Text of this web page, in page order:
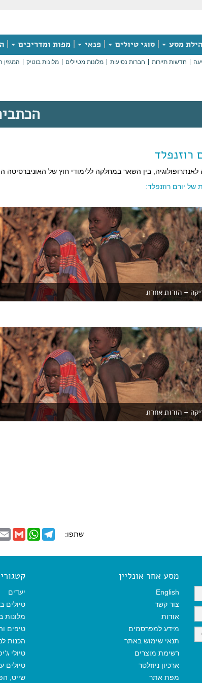
מסע סוגי טיולים פנאי מפות ומדריכים
חדשות תיירות חברות נסיעות מלונות מטיילים מלונות בוטיק המגזין
רוזנפלד
בין השאר במחלקה ללימודי חוץ של האוניברסיטה
של יורם רוזנפלד:
– הורות אחרת
– הורות אחרת
שתפו:
E
m
i
G
m
i
W
h
t
T
e
e
מסע אחר אונליין
English
צור קשר
אודות
מידע למפרסמים
תנאי שימוש באתר
רשימת מוצרים
ארכיון ניוזלטר
מפת אתר
יעדים
טיולים
מלונות
טיפים
הכנות
טיולי
טיולים
שייט,